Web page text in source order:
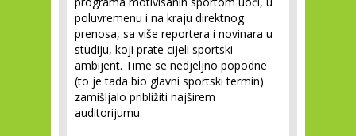
poluvremenu i na kraju direktnog
prenosa, sa više reportera i novinara u
studiju, koji prate cijeli sportski
ambijent. Time se nedjeljno popodne
(to je tada bio glavni sportski termin)
zamišljalo približiti najširem
auditorijumu.